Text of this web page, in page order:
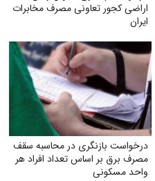
اراضی کجور تعاونی مصرف مخابرات
ایران
درخواست بازنگری در محاسبه سقف
مصرف برق بر اساس تعداد افراد هر
واحد مسکونی